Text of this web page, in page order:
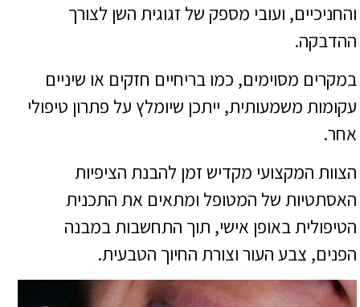
והחניכיים, ועובי מספק של זגוגית השן לצורך
ההדבקה.
במקרים מסוימים, כמו בריחיים חזקים או שיניים
עקומות משמעותית, ייתכן שיומלץ על פתרון טיפולי
אחר.
הצוות המקצועי מקדיש זמן להבנת הציפיות
האסתטיות של המטופל ומתאים את התכנית
הטיפולית באופן אישי, תוך התחשבות במבנה
הפנים, צבע העור וצורת החיוך הטבעית.